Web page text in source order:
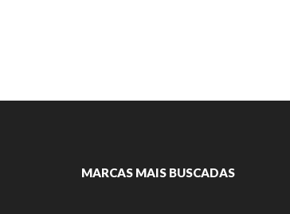
MARCAS MAIS BUSCADAS